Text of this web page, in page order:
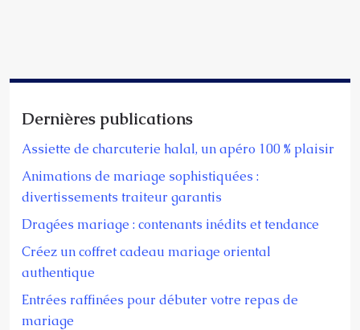
Dernières publications
Assiette de charcuterie halal, un apéro 100 % plaisir
Animations de mariage sophistiquées :
divertissements traiteur garantis
Dragées mariage : contenants inédits et tendance
Créez un coffret cadeau mariage oriental
authentique
Entrées raffinées pour débuter votre repas de
mariage